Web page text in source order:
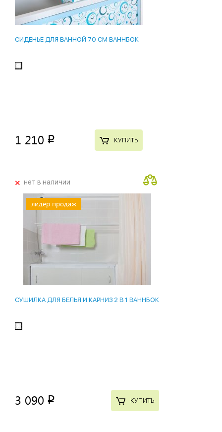
СИДЕНЬЕ ДЛЯ ВАННОЙ 70 СМ ВАННБОК
1 210 p КУПИТЬ
+нет в наличии
лидер продаж
СУШИЛКА ДЛЯ БЕЛЬЯ И КАРНИЗ 2 В 1 ВАННБОК
3 090 p КУПИТЬ